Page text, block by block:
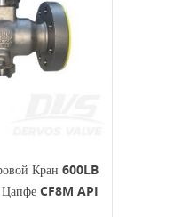
Кран 600LB
CF8M API